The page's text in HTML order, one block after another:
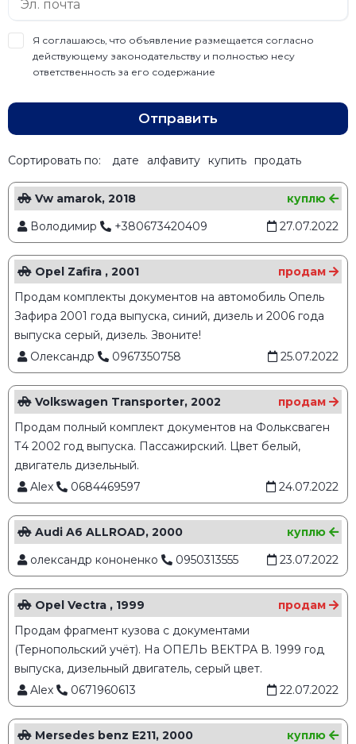
Я соглашаюсь, что объявление размещается согласно
действующему законодательству и полностью несу
ответственность за его содержание
Отправить
Сортировать по: дате алфавиту купить продать
Vw amarok, 2018
куплю
Володимир
+380673420409 27.07.2022
Opel Zafira , 2001
продам
Продам комплекты документов на автомобиль Опель
Зафира 2001 года выпуска, синий, дизель и 2006 года
выпуска серый, дизель. Звоните!
Олександр
0967350758 25.07.2022
Volkswagen Transporter, 2002
продам
Продам полный комплект документов на Фольксваген
Т4 2002 год выпуска. Пассажирский. Цвет белый,
двигатель дизельный.
Alex
0684469597 24.07.2022
Audi A6 ALLROAD, 2000
куплю
олександр кононенко
0950313555 23.07.2022
Opel Vectra , 1999
продам
Продам фрагмент кузова с документами
(Тернопольский учёт). На ОПЕЛЬ ВЕКТРА В. 1999 год
выпуска, дизельный двигатель, серый цвет.
Alex
0671960613 22.07.2022
Mersedes benz E211, 2000 куплю